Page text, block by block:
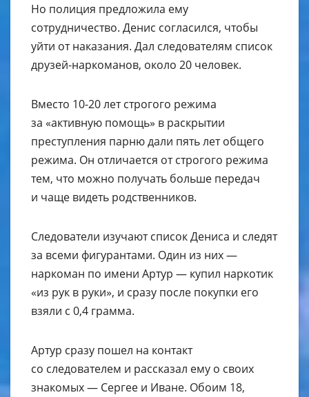
Но полиция предложила ему
сотрудничество. Денис согласился, чтобы
уйти от наказания. Дал следователям список
друзей-наркоманов, около 20 человек.
Вместо 10-20 лет строгого режима
за «активную помощь» в раскрытии
преступления парню дали пять лет общего
режима. Он отличается от строгого режима
тем, что можно получать больше передач
и чаще видеть родственников.
Следователи изучают список Дениса и следят
за всеми фигурантами. Один из них —
наркоман по имени Артур — купил наркотик
«из рук в руки», и сразу после покупки его
взяли с 0,4 грамма.
Артур сразу пошел на контакт
со следователем и рассказал ему о своих
знакомых — Сергее и Иване. Обоим 18,